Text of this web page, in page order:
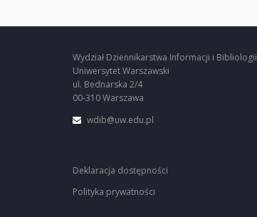
Wydział Dziennikarstwa Informacji i Bibliologii
Uniwersytet Warszawski
ul. Bednarska 2/4
00-310 Warszawa
wdib@uw.edu.pl
Deklaracja dostępności
Polityka prywatności